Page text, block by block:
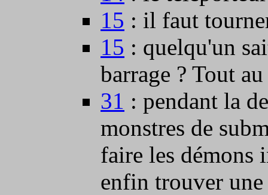
15 : il faut
15 : quelqu'un
barrage ? Tout
31 : pendant la
monstres de
faire les démons
enfin trouver